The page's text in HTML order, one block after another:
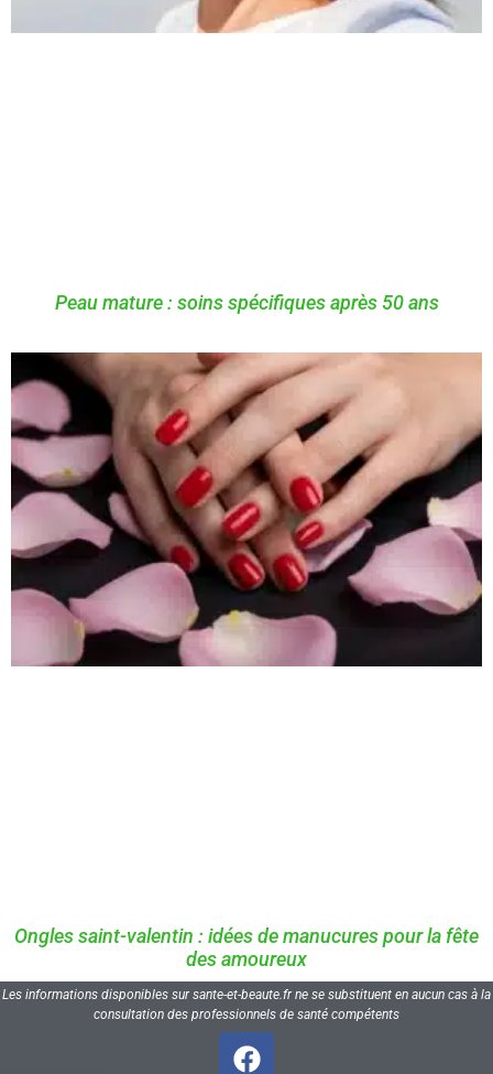
Peau mature : soins spécifiques après 50 ans
Ongles saint-valentin : idées de manucures pour la fête
des amoureux
Les informations disponibles sur sante-et-beaute.fr ne se substituent en aucun cas à la
consultation des professionnels de santé compétents